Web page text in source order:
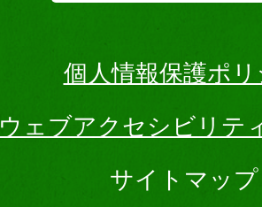
個人情報保護ポ
ウェブアクセシビリテ
サイトマップ